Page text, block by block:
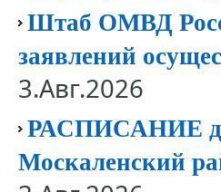
Штаб ОМВД
заявлений
3.Авг.2026
РАСПИСАНИЕ
Москаленский